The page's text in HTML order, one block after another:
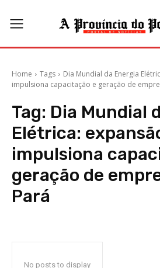
Home Tags
Dia Mundial da Energia
impulsiona capacitação e geração de
Tag: Dia Mundial
Elétrica:
impulsiona
geração de
Pará
No posts to display